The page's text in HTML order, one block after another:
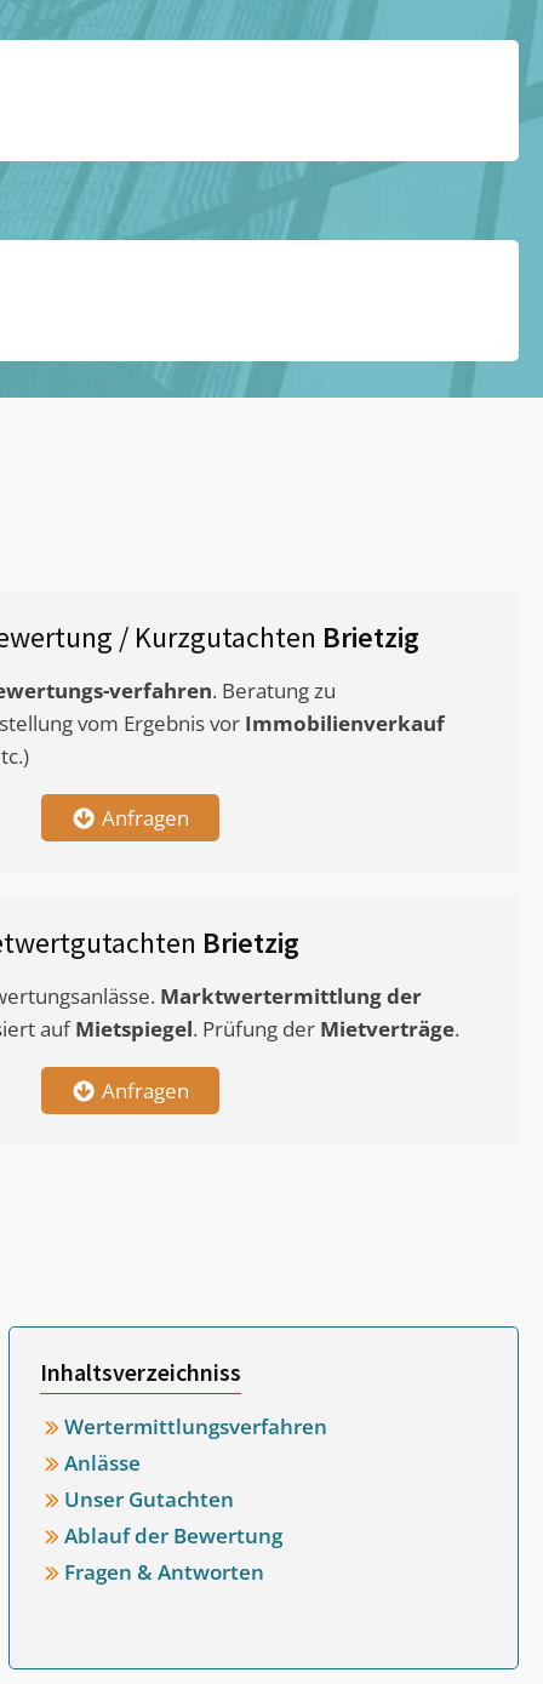
/ Kurzgutachten Brietzig
verfahren. Beratung zu
vom Ergebnis vor Immobilienverkauf
Anfragen
Brietzig
Marktwertermittlungder
aufMietspiegel. Prüfung der Mietverträge.
Anfragen
Inhaltsverzeichniss
Wertermittlungsverfahren
Anlässe
Unser Gutachten
Ablauf der Bewertung
Fragen & Antworten